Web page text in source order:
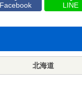
Facebook LINE
北海道